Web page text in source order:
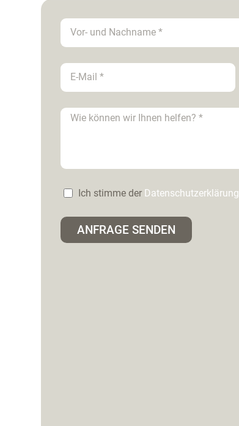
Ich stimme der Datenschutzerklärung
ANFRAGE SENDEN